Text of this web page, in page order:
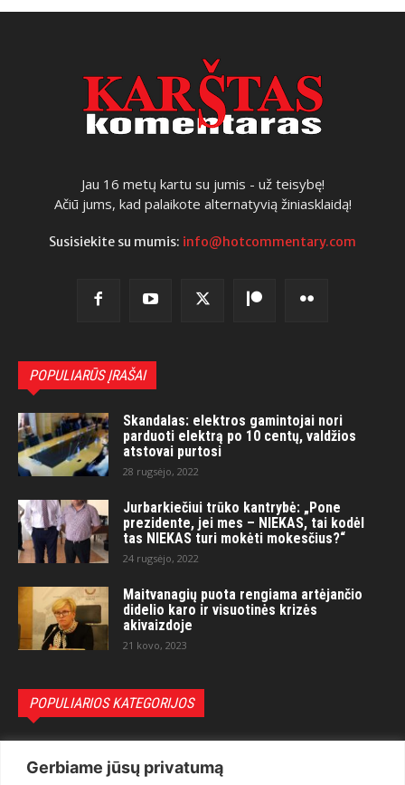
Gerbiame jūsų privatumą
Jau 16 metų kartu su jumis - už teisybę!
Ačiū jums, kad palaikote alternatyvią žiniasklaidą!
Susisiekite su mumis: info@hotcommentary.com
POPULIARŪS ĮRAŠAI
Skandalas: elektros gamintojai nori
parduoti elektrą po 10 centų, valdžios
atstovai purtosi
28 rugsėjo, 2022
Jurbarkiečiui trūko kantrybė: „Pone
prezidente, jei mes – NIEKAS, tai kodėl
tas NIEKAS turi mokėti mokesčius?“
24 rugsėjo, 2022
Maitvanagių puota rengiama artėjančio
didelio karo ir visuotinės krizės
akivaizdoje
21 kovo, 2023
POPULIARIOS KATEGORIJOS